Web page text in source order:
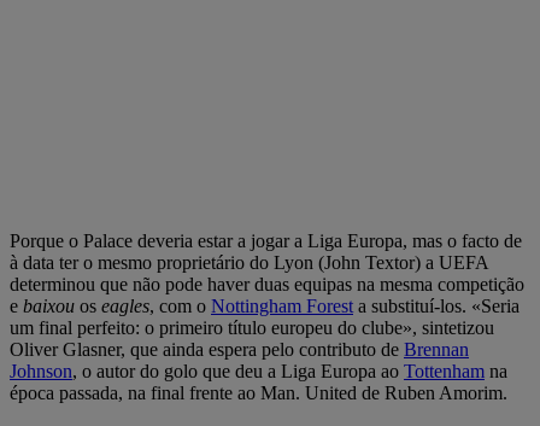
Porque o Palace deveria estar a jogar a Liga Europa, mas o facto de
à data ter o mesmo proprietário do Lyon (John Textor) a UEFA
determinou que não pode haver duas equipas na mesma competição
e baixou os eagles, com o Nottingham Forest a substituí-los. «Seria
um final perfeito: o primeiro título europeu do clube», sintetizou
Oliver Glasner, que ainda espera pelo contributo de Brennan
Johnson, o autor do golo que deu a Liga Europa ao Tottenham na
época passada, na final frente ao Man. United de Ruben Amorim.